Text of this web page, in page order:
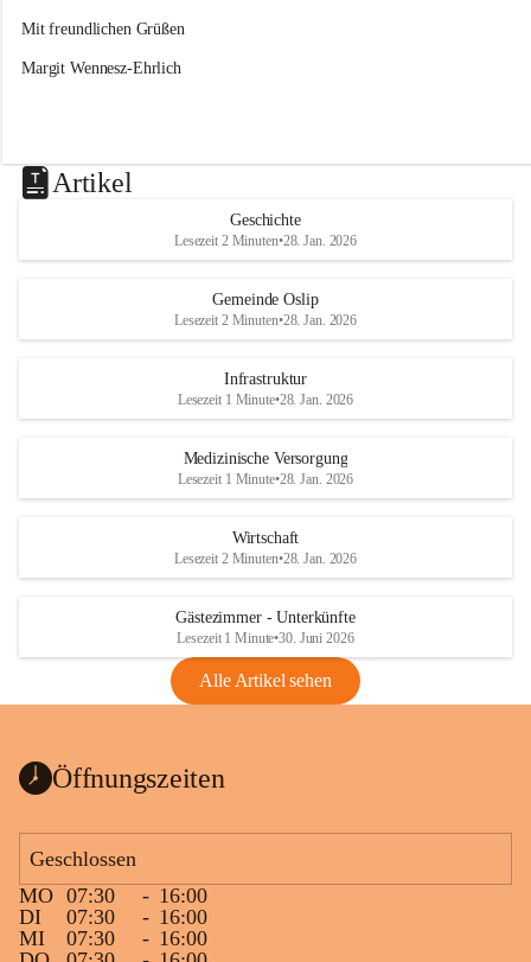
Mit freundlichen Grüßen
Margit Wennesz-Ehrlich
Artikel
Geschichte
Lesezeit 2 Minuten•28. Jan. 2026
Gemeinde Oslip
Lesezeit 2 Minuten•28. Jan. 2026
Infrastruktur
Lesezeit 1 Minute•28. Jan. 2026
Medizinische Versorgung
Lesezeit 1 Minute•28. Jan. 2026
Wirtschaft
Lesezeit 2 Minuten•28. Jan. 2026
Gästezimmer - Unterkünfte
Lesezeit 1 Minute•30. Juni 2026
Alle Artikel sehen
Öffnungszeiten
Geschlossen
MO 07:30 - 16:00
DI
07:30 - 16:00
MI
07:30 - 16:00